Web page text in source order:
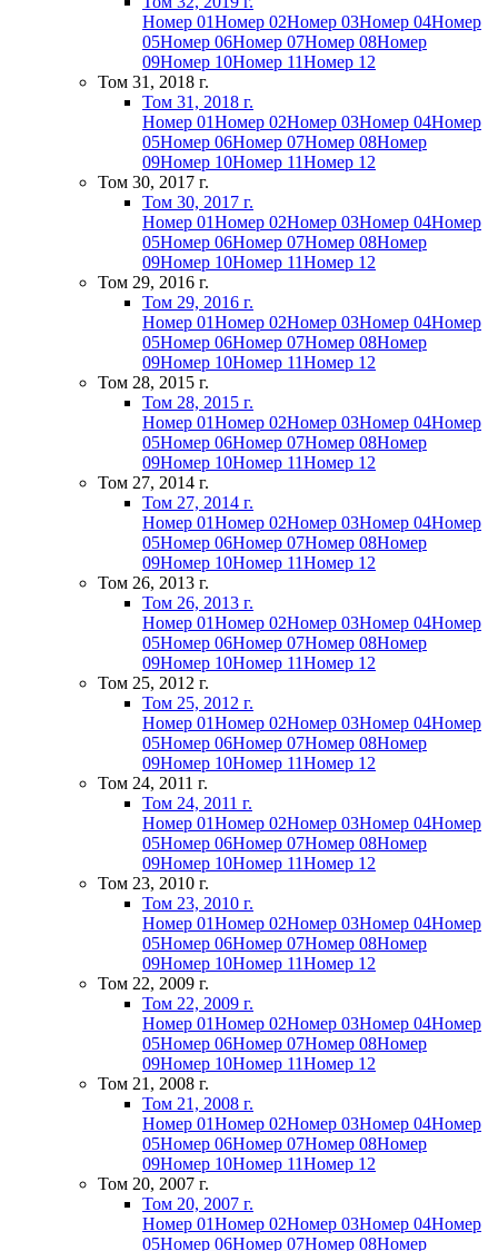
Номер 01Номер 02Номер 03Номер 04Номер
05Номер 06Номер 07Номер 08Номер
09Номер 10Номер 11Номер 12
Том 31, 2018 г.
Том 31, 2018 г.
Номер 01Номер 02Номер 03Номер 04Номер
05Номер 06Номер 07Номер 08Номер
09Номер 10Номер 11Номер 12
Том 30, 2017 г.
Том 30, 2017 г.
Номер 01Номер 02Номер 03Номер 04Номер
05Номер 06Номер 07Номер 08Номер
09Номер 10Номер 11Номер 12
Том 29, 2016 г.
Том 29, 2016 г.
Номер 01Номер 02Номер 03Номер 04Номер
05Номер 06Номер 07Номер 08Номер
09Номер 10Номер 11Номер 12
Том 28, 2015 г.
Том 28, 2015 г.
Номер 01Номер 02Номер 03Номер 04Номер
05Номер 06Номер 07Номер 08Номер
09Номер 10Номер 11Номер 12
Том 27, 2014 г.
Том 27, 2014 г.
Номер 01Номер 02Номер 03Номер 04Номер
05Номер 06Номер 07Номер 08Номер
09Номер 10Номер 11Номер 12
Том 26, 2013 г.
Том 26, 2013 г.
Номер 01Номер 02Номер 03Номер 04Номер
05Номер 06Номер 07Номер 08Номер
09Номер 10Номер 11Номер 12
Том 25, 2012 г.
Том 25, 2012 г.
Номер 01Номер 02Номер 03Номер 04Номер
05Номер 06Номер 07Номер 08Номер
09Номер 10Номер 11Номер 12
Том 24, 2011 г.
Том 24, 2011 г.
Номер 01Номер 02Номер 03Номер 04Номер
05Номер 06Номер 07Номер 08Номер
09Номер 10Номер 11Номер 12
Том 23, 2010 г.
Том 23, 2010 г.
Номер 01Номер 02Номер 03Номер 04Номер
05Номер 06Номер 07Номер 08Номер
09Номер 10Номер 11Номер 12
Том 22, 2009 г.
Том 22, 2009 г.
Номер 01Номер 02Номер 03Номер 04Номер
05Номер 06Номер 07Номер 08Номер
09Номер 10Номер 11Номер 12
Том 21, 2008 г.
Том 21, 2008 г.
Номер 01Номер 02Номер 03Номер 04Номер
05Номер 06Номер 07Номер 08Номер
09Номер 10Номер 11Номер 12
Том 20, 2007 г.
Том 20, 2007 г.
Номер 01Номер 02Номер 03Номер 04Номер
05Номер 06Номер 07Номер 08Номер